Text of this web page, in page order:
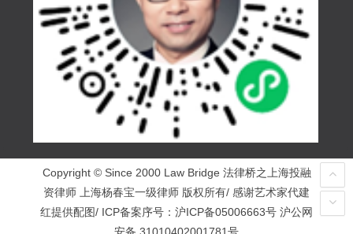
Copyright © Since 2000 Law Bridge 法律桥之上海投融
资律师 上海杨春宝一级律师 版权所有/ 感谢艺术家代建
红提供配图/ ICP备案序号： 沪ICP备05006663号 沪公网
安备 31010402001781号